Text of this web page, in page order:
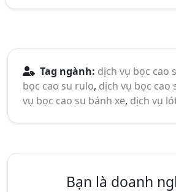
Tag ngành: dịch vụ bọc cao
bọc cao su rulo, dịch vụ bọc cao
vụ bọc cao su bánh xe, dịch vụ
Bạn là doanh